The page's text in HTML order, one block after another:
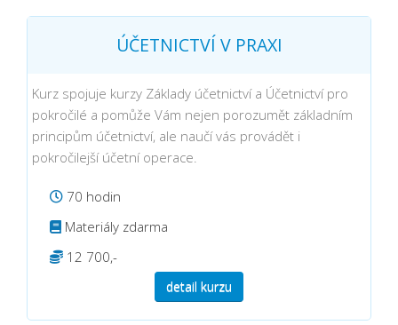
ÚČETNICTVÍ V PRAXI
Kurz spojuje kurzy Základy účetnictví a Účetnictví pro
pokročilé a pomůže Vám nejen porozumět základním
principům účetnictví, ale naučí vás provádět i
pokročilejší účetní operace.
70 hodin
Materiály zdarma
12 700,-
detail kurzu